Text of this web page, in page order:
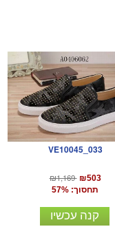
VE10045_033
₪1,169 ₪503
תחסוך: 57%
קנה עכשיו